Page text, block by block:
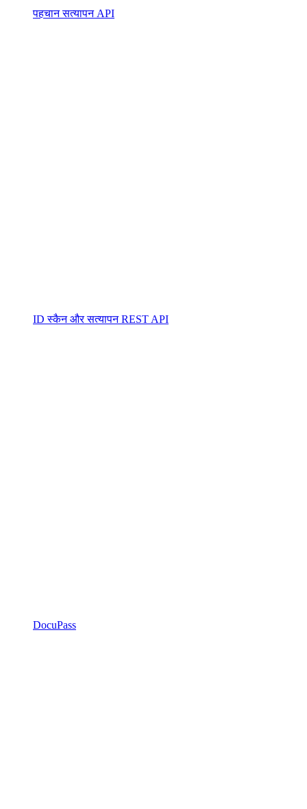
पहचान सत्यापन API
ID स्कैन और सत्यापन REST API
DocuPass